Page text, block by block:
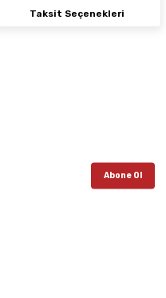
Taksit Seçenekleri
Abone Ol